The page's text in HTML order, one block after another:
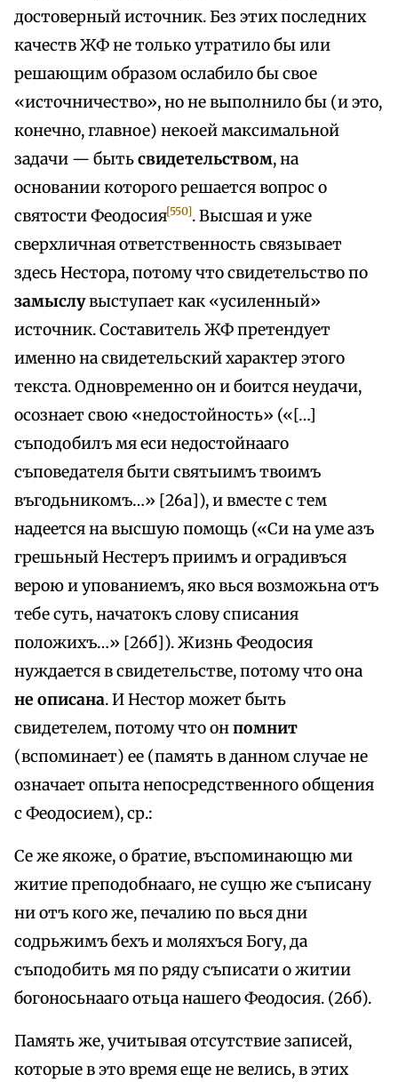
достоверный источник. Без этих последних
качеств ЖФ не только утратило бы или
решающим образом ослабило бы свое
«источничество», но не выполнило бы (и это,
конечно, главное) некоей максимальной
задачи — бытьсвидетельством, на
основании которого решается вопрос о
святости Феодосия[550]. Высшая и уже
сверхличная ответственность связывает
здесь Нестора, потому что свидетельство по
замыслувыступает как «усиленный»
источник. Составитель ЖФ претендует
именно на свидетельский характер этого
текста. Одновременно он и боится неудачи,
осознает свою «недостойность» («[…]
съподобилъ мя еси недостойнааго
съповедателя быти святыимъ твоимъ
въгодьникомъ…» [26а]), и вместе с тем
надеется на высшую помощь («Си на уме азъ
грешьный Нестеръ приимъ и оградивъся
верою и упованиемъ, яко вься возможьна отъ
тебе суть, начатокъ слову списания
положихъ…» [26б]). Жизнь Феодосия
нуждается в свидетельстве, потому что она
не описана. И Нестор может быть
свидетелем, потому что онпомнит
(вспоминает) ее (память в данном случае не
означает опыта непосредственного общения
с Феодосием), ср.:
Се же якоже, о братие, въспоминающю ми
житие преподобнааго, не сущю же съписану
ни отъ кого же, печалию по вься дни
содрьжимъ бехъ и моляхъся Богу, да
съподобить мя по ряду съписати о житии
богоносьнааго отьца нашего Феодосия. (26б).
Память же, учитывая отсутствие записей,
которые в это время еще не велись, в этих